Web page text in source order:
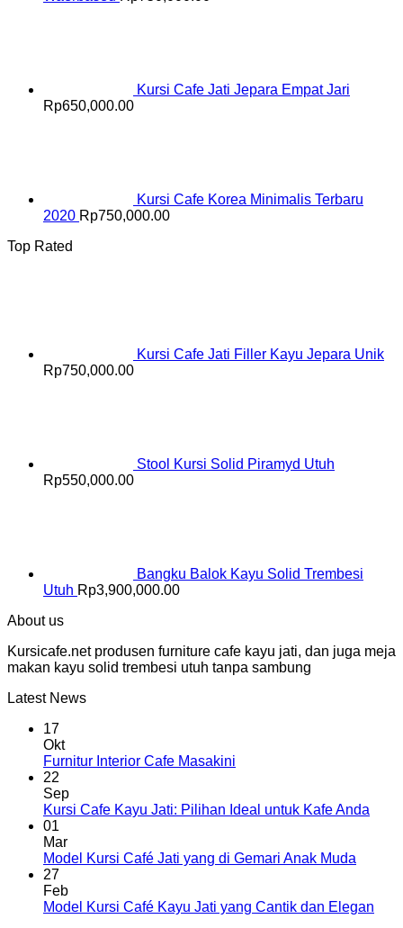
Kursi Cafe Jati Jepara Empat Jari
Rp650,000.00
Kursi Cafe Korea Minimalis Terbaru
2020 Rp750,000.00
Top Rated
Kursi Cafe Jati Filler Kayu Jepara Unik
Rp750,000.00
Stool Kursi Solid Piramyd Utuh
Rp550,000.00
Bangku Balok Kayu Solid Trembesi
Utuh Rp3,900,000.00
About us
Kursicafe.net produsen furniture cafe kayu jati, dan juga meja
makan kayu solid trembesi utuh tanpa sambung
Latest News
17
Okt
Furnitur Interior Cafe Masakini
22
Sep
Kursi Cafe Kayu Jati: Pilihan Ideal untuk Kafe Anda
01
Mar
Model Kursi Café Jati yang di Gemari Anak Muda
27
Feb
Model Kursi Café Kayu Jati yang Cantik dan Elegan